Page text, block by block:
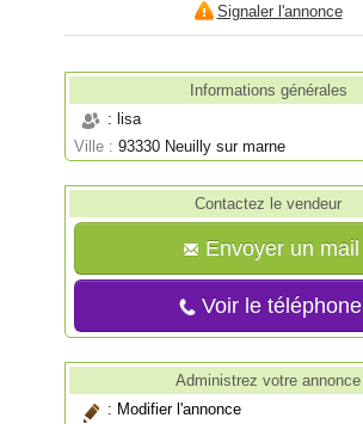
Signaler l'annonce
Informations générales
: lisa
Ville :93330 Neuilly sur marne
Contactez le vendeur
Envoyer un mail
Voir le téléphone
Administrez votre annonce
: Modifier l'annonce